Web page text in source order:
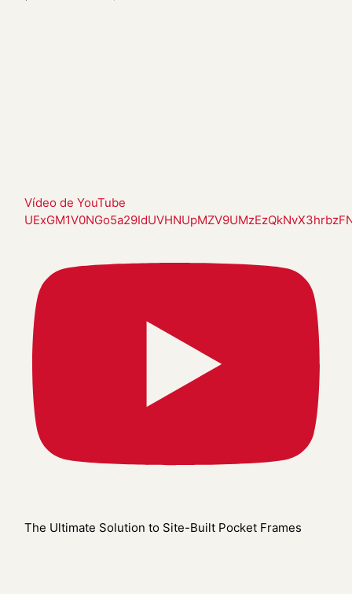
Vídeo de YouTube
The Ultimate Solution to Site-Built Pocket Frames